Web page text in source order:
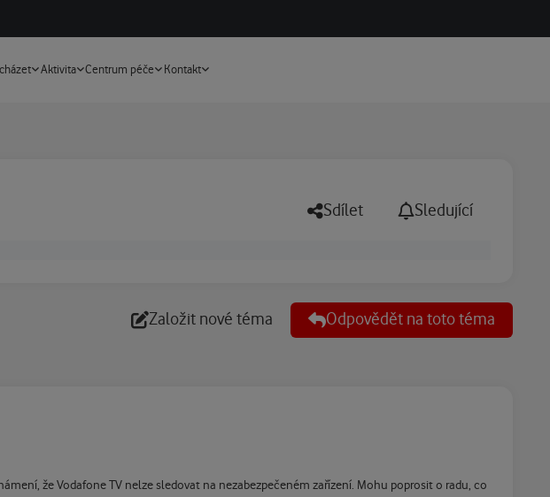
Aktivita Centrum péče Kontakt
Sdílet Sledující
Založit nové téma Odpovědět na toto téma
že Vodafone TV nelze sledovat na nezabezpečeném zařízení. Mohu poprosit o radu, co